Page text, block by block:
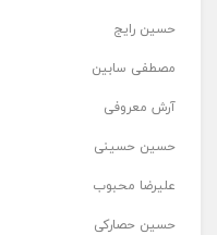
حسین رایج
مصطفی سابین
آرش معروفی
حسین حسینی
علیرضا محبوب
حسین حصارکی